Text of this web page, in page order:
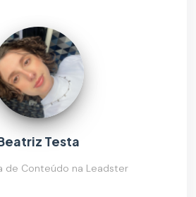
Testa
de Conteúdo na Leadster